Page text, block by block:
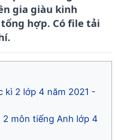
gia giàu kinh
hợp. Có file tải
kì 2 lớp 4 năm 2021 -
môn tiếng Anh lớp 4